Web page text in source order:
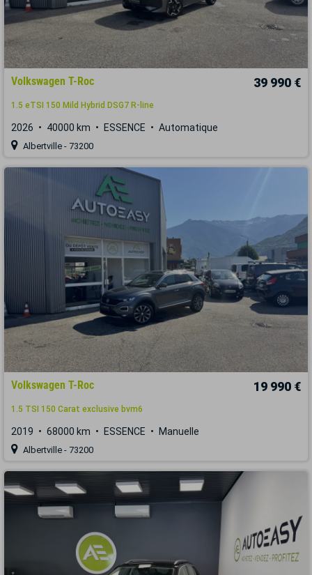
Volkswagen T-Roc 39 990 €
1.5 eTSI 150 Mild Hybrid DSG7 R-line
2026 40000 km ESSENCE Automatique
Albertville - 73200
Volkswagen T-Roc 19 990 €
1.5 TSI 150 Carat exclusive bvm6
2019 68000 km ESSENCE Manuelle
Albertville - 73200